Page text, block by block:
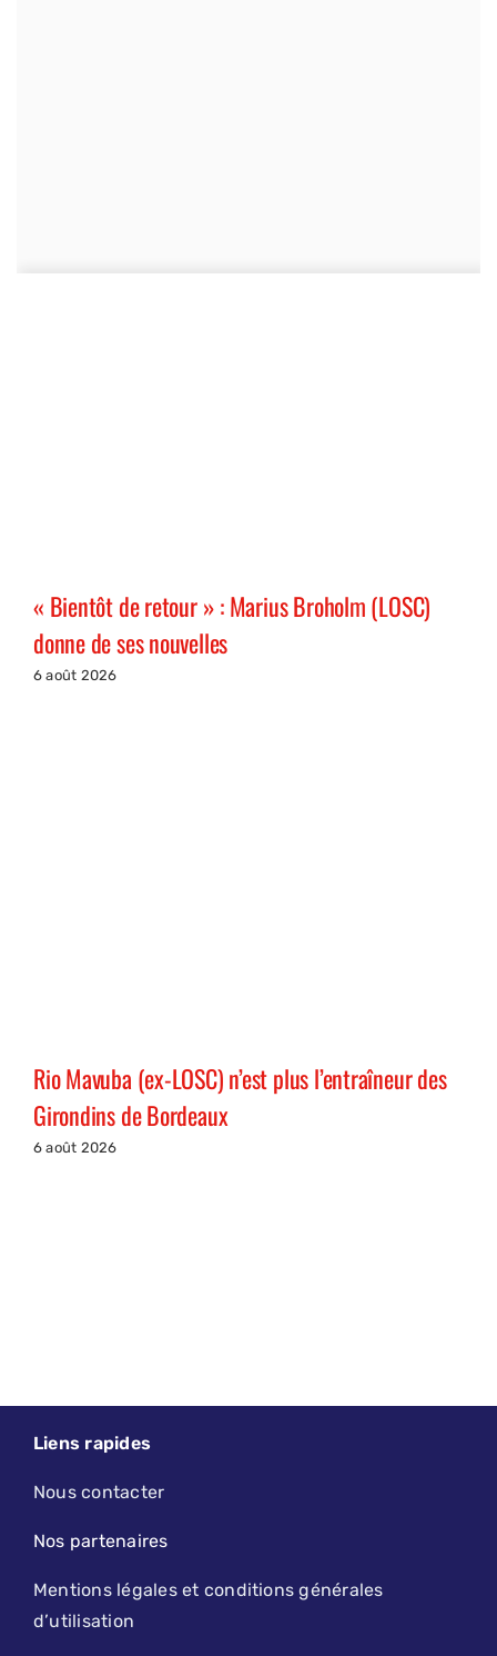
« Bientôt de retour » : Marius Broholm (LOSC)
donne de ses nouvelles
6 août 2026
Rio Mavuba (ex-LOSC) n’est plus l’entraîneur des
Girondins de Bordeaux
6 août 2026
Liens rapides
Nous contacter
Nos partenaires
Mentions légales et conditions générales
d’utilisation